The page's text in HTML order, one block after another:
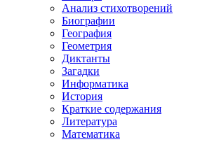
Анализ стихотворений
Биографии
География
Геометрия
Диктанты
Загадки
Информатика
История
Краткие содержания
Литература
Математика